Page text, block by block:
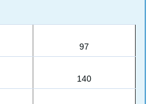
97
140